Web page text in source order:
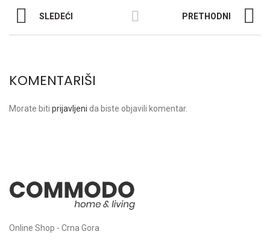
SLEDEĆI PRETHODNI
KOMENTARIŠI
Morate biti prijavljeni da biste objavili komentar.
Online Shop - Crna Gora